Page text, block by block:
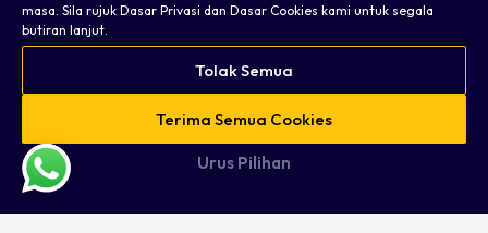
masa. Sila rujuk Dasar Privasi dan Dasar Cookies kami untuk segala
butiran lanjut.
Terima Semua Cookies
Tolak Semua
Urus Pilihan
Hak Cipta © 2026 Taurex. Hak cipta terpelihara.
Terma & Syarat
Peta Tapak Web